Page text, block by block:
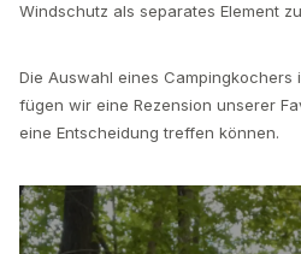
Windschutz als separates Element
Die Auswahl eines
fügen wir eine Rezension unserer
eine Entscheidung treffen können.